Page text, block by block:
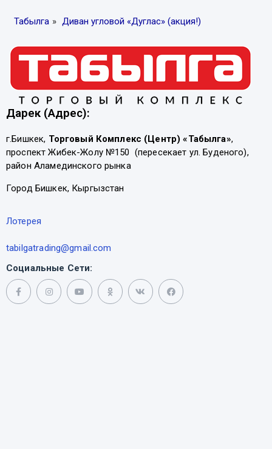
Табылга » Диван угловой «Дуглас» (акция!)
Дарек (Адрес):
г.Бишкек, Торговый Комплекс (Центр) «Табылга»,
проспект Жибек-Жолу №150 (пересекает ул. Буденого),
район Аламединского рынка
Город Бишкек, Кыргызстан
Лотерея
tabilgatrading@gmail.com
Социальные Сети: